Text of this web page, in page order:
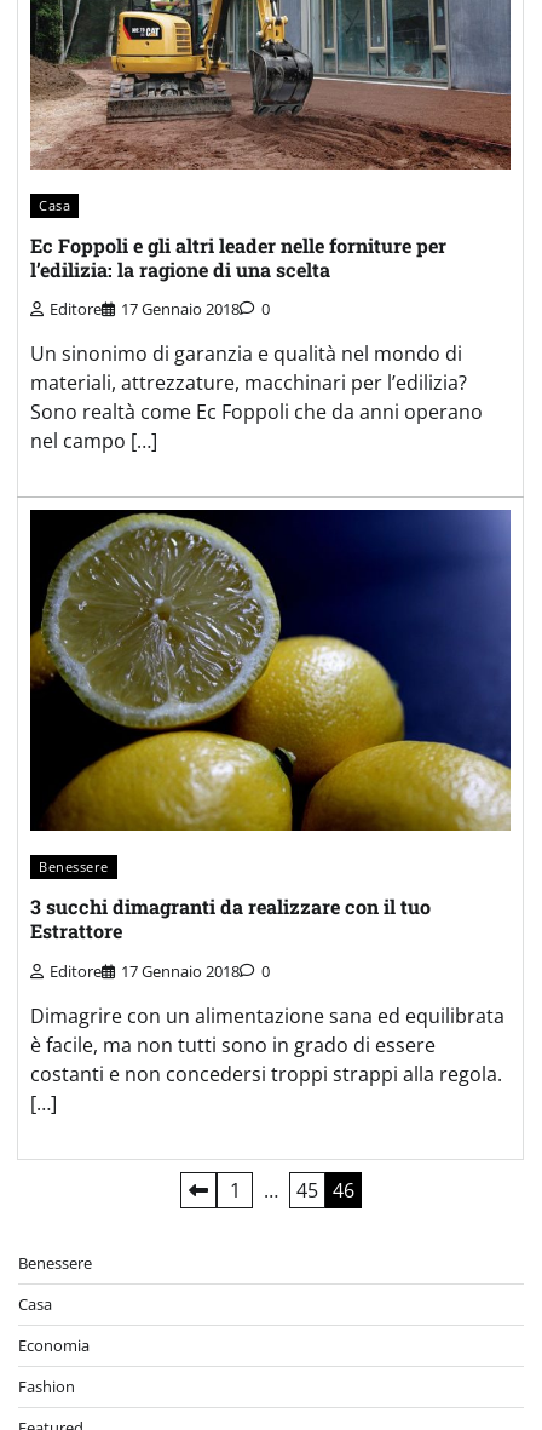
Casa
Ec Foppoli e gli altri leader nelle forniture per
l’edilizia: la ragione di una scelta
Editore 17 Gennaio 2018 0
Un sinonimo di garanzia e qualità nel mondo di
materiali, attrezzature, macchinari per l’edilizia?
Sono realtà come Ec Foppoli che da anni operano
nel campo […]
Benessere
3 succhi dimagranti da realizzare con il tuo
Estrattore
Editore 17 Gennaio 2018 0
Dimagrire con un alimentazione sana ed equilibrata
è facile, ma non tutti sono in grado di essere
costanti e non concedersi troppi strappi alla regola.
[…]
Paginazione
articoli
1 … 45 46
Benessere
Casa
Economia
Fashion